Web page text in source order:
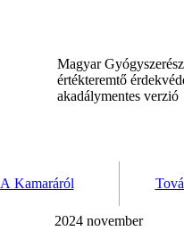
Magyar
értékteremtő
akadálymentes verzió
A Kamaráról
2024 november